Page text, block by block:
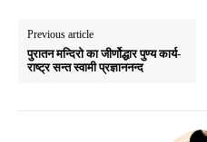
Previous article
पुरातन मन्दिरो का जीर्णोद्धार पुण्य कार्य-
राष्ट्र सन्त स्वामी प्रज्ञाननन्द